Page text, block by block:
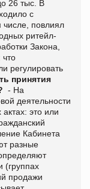
26 тыс. В
с
числе, повлиял
ритейл-
Закона,
что
регулировать
принятия
- На
деятельности
это или
Кабинета
разные
(группах
продажи